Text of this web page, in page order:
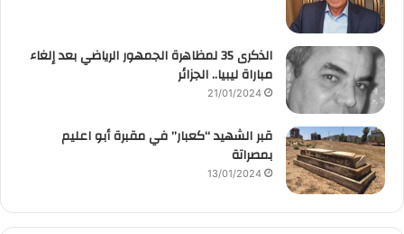
الذكرى 35 لمظاهرة الجمهور الرياضي بعد إلغاء
مباراة ليبيا.. الجزائر
21/01/2024
قبر الشهيد “كعبار” في مقبرة أبو اعليم
بمصراتة
13/01/2024